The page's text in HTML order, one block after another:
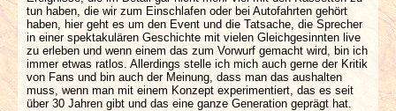
tun haben, die wir zum Einschlafen oder bei Autofahrten gehört
haben, hier geht es um den Event und die Tatsache, die Sprecher
in einer spektakulären Geschichte mit vielen Gleichgesinnten live
zu erleben und wenn einem das zum Vorwurf gemacht wird, bin ich
immer etwas ratlos. Allerdings stelle ich mich auch gerne der Kritik
von Fans und bin auch der Meinung, dass man das aushalten
muss, wenn man mit einem Konzept experimentiert, das es seit
über 30 Jahren gibt und das eine ganze Generation geprägt hat.